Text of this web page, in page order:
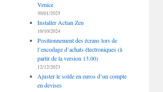
Venice
30/01/2025
Installer Actian Zen
10/10/2024
Positionnement des écrans lors de
l’encodage d’achats électroniques (à
partir de la version 13.00)
12/12/2023
Ajuster le solde en euros d’un compte
en devises